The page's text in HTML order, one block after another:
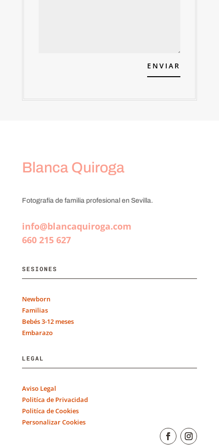
ENVIAR
Blanca Quiroga
Fotografía de familia profesional en Sevilla.
info@blancaquiroga.com
660 215 627
SESIONES
Newborn
Familias
Bebés 3-12 meses
Embarazo
LEGAL
Aviso Legal
Politíca de Privacidad
Politíca de Cookies
Personalizar Cookies